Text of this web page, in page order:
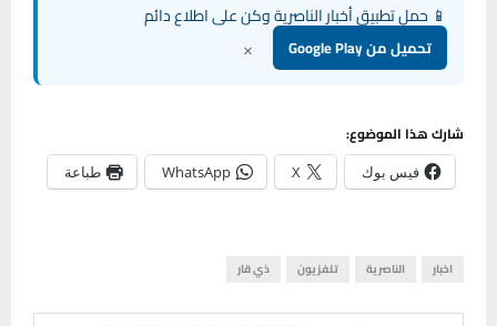
📱 حمل تطبيق أخبار الناصرية وكن على اطلاع دائم
تحميل من Google Play ×
شارك هذا الموضوع:
فيس بوك X
WhatsApp طباعة
اخبار الناصرية تلفزيون ذي قار